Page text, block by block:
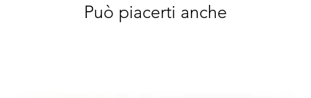
Può piacerti anche